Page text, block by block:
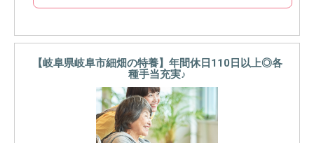
【岐阜県岐阜市細畑の特養】年間休日110日以上◎各
種手当充実♪